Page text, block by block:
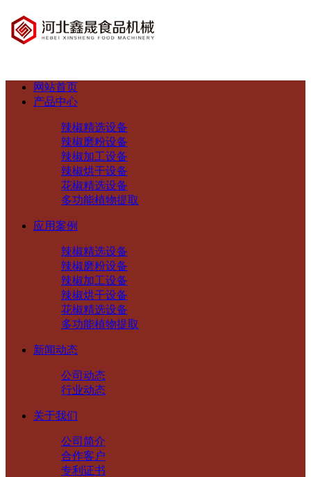
网站首页
产品中心
辣椒精选设备
辣椒磨粉设备
辣椒加工设备
辣椒烘干设备
花椒精选设备
多功能植物提取
应用案例
辣椒精选设备
辣椒磨粉设备
辣椒加工设备
辣椒烘干设备
花椒精选设备
多功能植物提取
新闻动态
公司动态
行业动态
关于我们
公司简介
合作客户
专利证书